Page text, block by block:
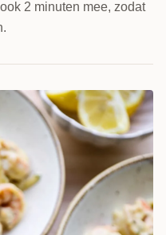
2 minuten mee, zodat